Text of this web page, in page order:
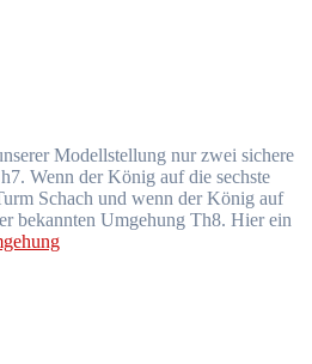
Modellstellung nur zwei sichere
Wenn der König auf die sechste
Schach und wenn der König auf
bekannten Umgehung Th8. Hier ein